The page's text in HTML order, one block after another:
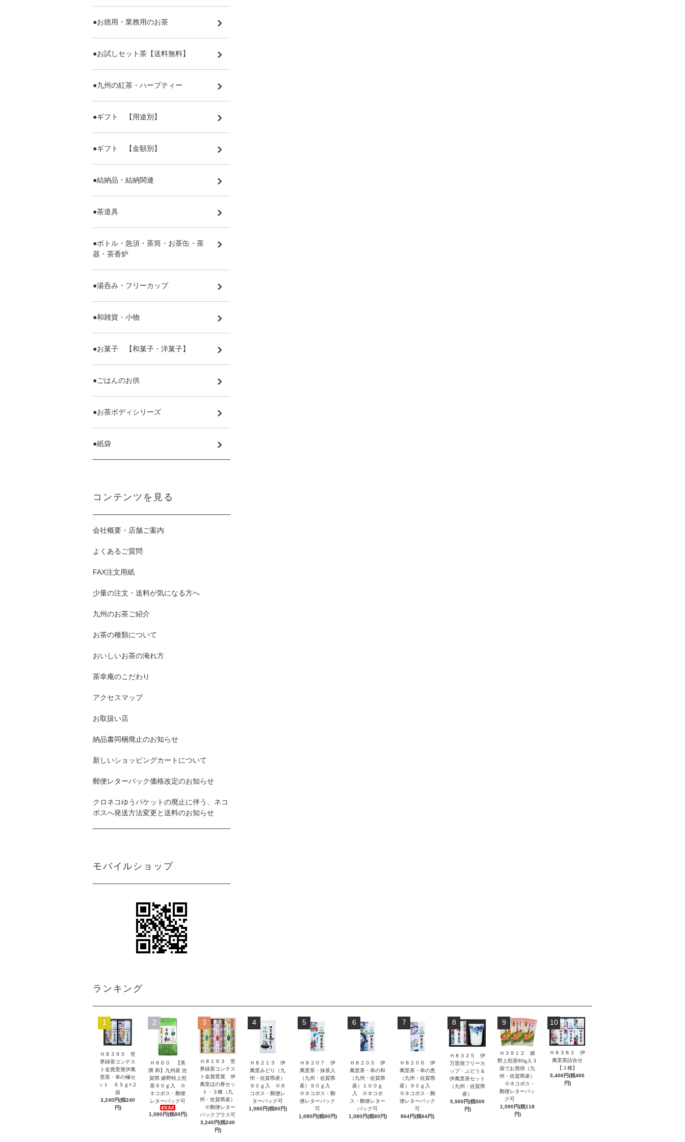
●お徳用・業務用のお茶
●お試しセット茶【送料無料】
●九州の紅茶・ハーブティー
●ギフト 【用途別】
●ギフト 【金額別】
●結納品・結納関連
●茶道具
●ボトル・急須・茶筒・お茶缶・茶
器・茶香炉
●湯呑み・フリーカップ
●和雑貨・小物
●お菓子 【和菓子・洋菓子】
●ごはんのお供
●お茶ボディシリーズ
●紙袋
コンテンツを見る
会社概要・店舗ご案内
よくあるご質問
FAX注文用紙
少量の注文・送料が気になる方へ
九州のお茶ご紹介
お茶の種類について
おいしいお茶の淹れ方
茶幸庵のこだわり
アクセスマップ
お取扱い店
納品書同梱廃止のお知らせ
新しいショッピングカートについて
郵便レターパック価格改定のお知らせ
クロネコゆうパケットの廃止に伴う、ネコ
ポスへ発送方法変更と送料のお知らせ
モバイルショップ
ランキング
1
Ｈ８３９５ 世
界緑茶コンテス
ト金賞受賞伊萬
里茶・幸の極セ
ット ６５ｇ×２
袋
3,240円(税240
円)
2
Ｈ８６０ 【美
撰 和】九州産 佐
賀県 嬉野特上煎
茶９０ｇ入 ※
ネコポス・郵便
レターパック可
1,080円(税80円)
3
Ｈ８１６３ 世
界緑茶コンテス
ト金賞受賞 伊
萬里ほの香セッ
ト・３種（九
州・佐賀県産）
※郵便レター
パックプラス可
3,240円(税240
円)
4
Ｈ８２１３ 伊
萬里みどり（九
州・佐賀県産）
９０ｇ入 ※ネ
コポス・郵便レ
ターパック可
1,080円(税80円)
5
Ｈ８２０７ 伊
萬里茶・抹茶入
（九州・佐賀県
産）９０ｇ入
※ネコポス・郵
便レターパック
可
1,080円(税80円)
6
Ｈ８２０５ 伊
萬里茶・幸の和
（九州・佐賀県
産）１００ｇ
入 ※ネコポ
ス・郵便レター
パック可
1,080円(税80円)
7
Ｈ８２０６ 伊
萬里茶・幸の恵
（九州・佐賀県
産）９０ｇ入
※ネコポス・郵
便レターパック
可
864円(税64円)
8
Ｈ８３２５ 伊
万里焼フリーカ
ップ・ぶどう＆
伊萬里茶セット
（九州・佐賀県
産）
5,500円(税500
円)
9
Ｈ３９１２ 嬉
野上煎茶80g入３
袋でお買得（九
州・佐賀県産）
※ネコポス・
郵便レターパッ
ク可
1,590円(税118
円)
10
Ｈ８３８２ 伊
萬里茶詰合せ
【３種】
5,400円(税400
円)